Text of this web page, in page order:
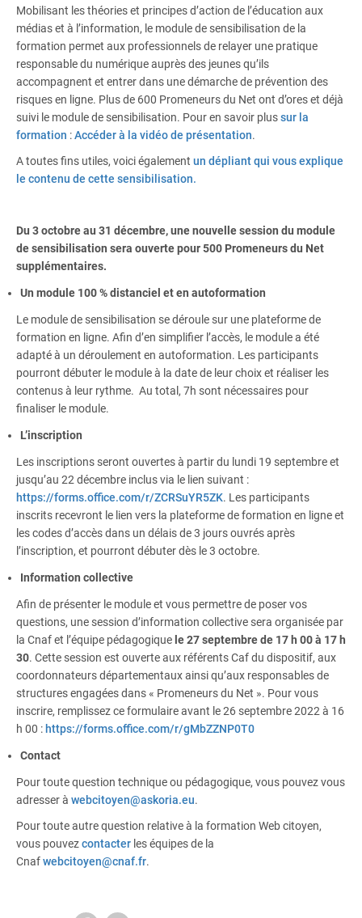
Mobilisant les théories et principes d’action de l’éducation aux
médias et à l’information, le module de sensibilisation de la
formation permet aux professionnels de relayer une pratique
responsable du numérique auprès des jeunes qu’ils
accompagnent et entrer dans une démarche de prévention des
risques en ligne. Plus de 600 Promeneurs du Net ont d’ores et déjà
suivi le module de sensibilisation. Pour en savoir plussur la
formation :Accéder à la vidéo de présentation.
A toutes fins utiles, voici également un dépliant qui vous explique
le contenu de cette sensibilisation.
Du 3 octobre au 31 décembre, une nouvelle session du module
de sensibilisation sera ouverte pour 500 Promeneurs du Net
supplémentaires.
Un module 100 % distanciel et en autoformation
Le module de sensibilisation se déroule sur une plateforme de
formation en ligne. Afin d’en simplifier l’accès, le module a été
adapté à un déroulement en autoformation. Les participants
pourront débuter le module à la date de leur choix et réaliser les
contenus à leur rythme. Au total, 7h sont nécessaires pour
finaliser le module.
L’inscription
Les inscriptions seront ouvertes à partir du lundi 19 septembre et
jusqu’au 22 décembre inclus via le lien suivant :
https://forms.office.com/r/ZCRSuYR5ZK. Les participants
inscrits recevront le lien vers la plateforme de formation en ligne et
les codes d’accès dans un délais de 3 jours ouvrés après
l’inscription, et pourront débuter dès le 3 octobre.
Information collective
Afin de présenter le module et vous permettre de poser vos
questions, une session d’information collective sera organisée par
la Cnaf et l’équipe pédagogique le 27 septembre de 17 h 00 à 17 h
30. Cette session est ouverte aux référents Caf du dispositif, aux
coordonnateurs départementaux ainsi qu’aux responsables de
structures engagées dans « Promeneurs du Net ». Pour vous
inscrire, remplissez ce formulaire avant le 26 septembre 2022 à 16
h 00 : https://forms.office.com/r/gMbZZNP0T0
Contact
Pour toute question technique ou pédagogique, vous pouvez vous
adresser à webcitoyen@askoria.eu.
Pour toute autre question relative à la formation Web citoyen,
vous pouvezcontacter les équipes de la
Cnafwebcitoyen@cnaf.fr.